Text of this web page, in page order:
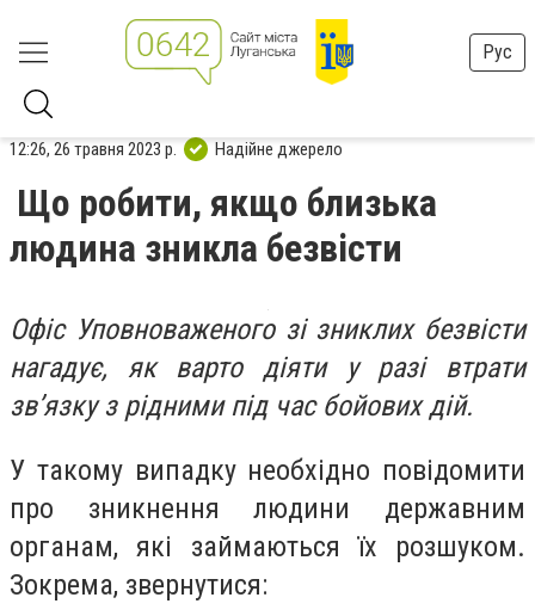
Рус
12:26, 26 травня 2023 р. Надійне джерело
Що робити, якщо близька
людина зникла безвісти
Офіс Уповноваженого зі зниклих безвісти
нагадує, як варто діяти у разі втрати
зв’язку з рідними під час бойових дій.
У такому випадку необхідно повідомити
про зникнення людини державним
органам, які займаються їх розшуком.
Зокрема, звернутися: